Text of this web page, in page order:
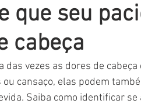
que seu
cabeça
das vezes as dores de
cansaço, elas podem
Saiba como identificar